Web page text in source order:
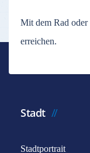
Mit dem Rad
erreichen.
Stadt
Stadtportrait